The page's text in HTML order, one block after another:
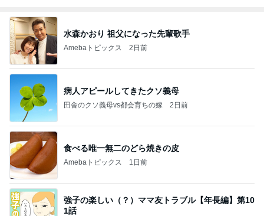
水森かおり 祖父になった先輩歌手
Amebaトピックス 2日前
病人アピールしてきたクソ義母
田舎のクソ義母vs都会育ちの嫁 2日前
食べる唯一無二のどら焼きの皮
Amebaトピックス 1日前
強子の楽しい（？）ママ友トラブル【年長編】第10
1話